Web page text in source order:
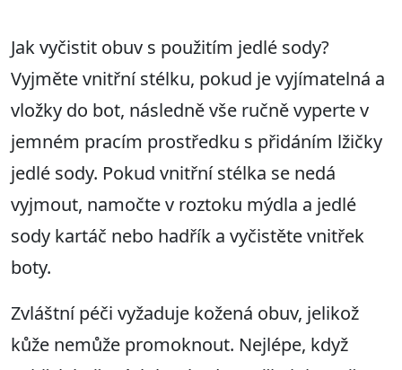
Jak vyčistit obuv s použitím jedlé sody?
Vyjměte vnitřní stélku, pokud je vyjímatelná a
vložky do bot, následně vše ručně vyperte v
jemném pracím prostředku s přidáním lžičky
jedlé sody. Pokud vnitřní stélka se nedá
vyjmout, namočte v roztoku mýdla a jedlé
sody kartáč nebo hadřík a vyčistěte vnitřek
boty.
Zvláštní péči vyžaduje kožená obuv, jelikož
kůže nemůže promoknout. Nejlépe, když